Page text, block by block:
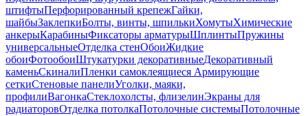
штифтыПерфорированный крепежГайки,
шайбыЗаклепкиБолты, винты, шпилькиХомутыХимические
анкерыКарабиныФиксаторы арматурыШплинтыПружины
универсальныеОтделка стенОбоиЖидкие
обоиФотообоиШтукатурки декоративныеДекоративный
каменьСкиналиПленки самоклеящиеся Армирующие
сеткиСтеновые панелиУголки, маяки,
профилиВагонкаСтеклохолсты, флизелинЭкраны для
радиаторовОтделка потолкаПотолочные системыПотолочные